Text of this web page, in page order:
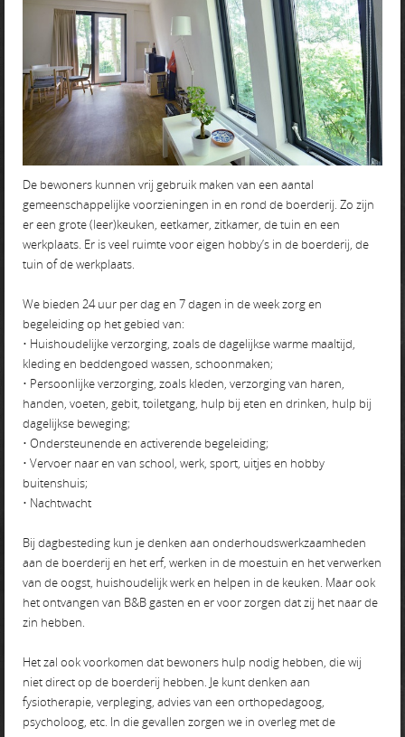
De bewoners kunnen vrij gebruik maken van een aantal
gemeenschappelijke voorzieningen in en rond de boerderij. Zo zijn
er een grote (leer)keuken, eetkamer, zitkamer, de tuin en een
werkplaats. Er is veel ruimte voor eigen hobby’s in de boerderij, de
tuin of de werkplaats.
We bieden 24 uur per dag en 7 dagen in de week zorg en
begeleiding op het gebied van:
• Huishoudelijke verzorging, zoals de dagelijkse warme maaltijd,
kleding en beddengoed wassen, schoonmaken;
• Persoonlijke verzorging, zoals kleden, verzorging van haren,
handen, voeten, gebit, toiletgang, hulp bij eten en drinken, hulp bij
dagelijkse beweging;
• Ondersteunende en activerende begeleiding;
• Vervoer naar en van school, werk, sport, uitjes en hobby
buitenshuis;
• Nachtwacht
Bij dagbesteding kun je denken aan onderhoudswerkzaamheden
aan de boerderij en het erf, werken in de moestuin en het verwerken
van de oogst, huishoudelijk werk en helpen in de keuken. Maar ook
het ontvangen van B&B gasten en er voor zorgen dat zij het naar de
zin hebben.
Het zal ook voorkomen dat bewoners hulp nodig hebben, die wij
niet direct op de boerderij hebben. Je kunt denken aan
fysiotherapie, verpleging, advies van een orthopedagoog,
psycholoog, etc. In die gevallen zorgen we in overleg met de